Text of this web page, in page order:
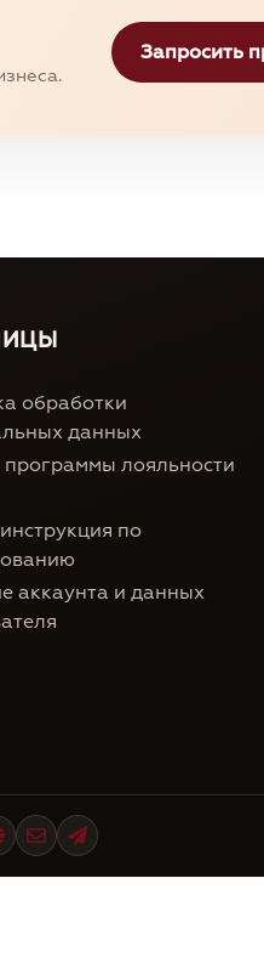
Запросить
обработки
данных
программы лояльности
по
аккаунта и данных